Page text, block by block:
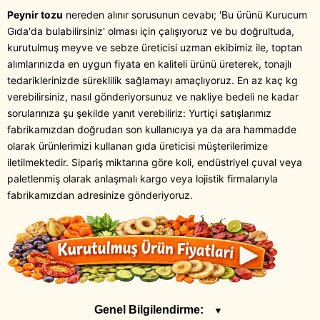
Peynir tozu nereden alınır sorusunun cevabı; 'Bu ürünü Kurucum
Gıda'da bulabilirsiniz' olması için çalışıyoruz ve bu doğrultuda,
kurutulmuş meyve ve sebze üreticisi uzman ekibimiz ile, toptan
alımlarınızda en uygun fiyata en kaliteli ürünü üreterek, tonajlı
tedariklerinizde süreklilik sağlamayı amaçlıyoruz. En az kaç kg
verebilirsiniz, nasıl gönderiyorsunuz ve nakliye bedeli ne kadar
sorularınıza şu şekilde yanıt verebiliriz: Yurtiçi satışlarımız
fabrikamızdan doğrudan son kullanıcıya ya da ara hammadde
olarak ürünlerimizi kullanan gıda üreticisi müşterilerimize
iletilmektedir. Sipariş miktarına göre koli, endüstriyel çuval veya
paletlenmiş olarak anlaşmalı kargo veya lojistik firmalarıyla
fabrikamızdan adresinize gönderiyoruz.
Genel Bilgilendirme: ▼